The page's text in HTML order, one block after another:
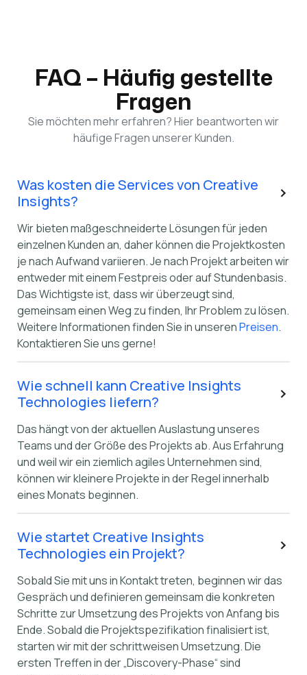
FAQ – Häufig gestellte
Fragen
Sie möchten mehr erfahren? Hier beantworten wir
häufige Fragen unserer Kunden.
Was kosten die Services von Creative
Insights?
Wir bieten maßgeschneiderte Lösungen für jeden
einzelnen Kunden an, daher können die Projektkosten
je nach Aufwand variieren. Je nach Projekt arbeiten wir
entweder mit einem Festpreis oder auf Stundenbasis.
Das Wichtigste ist, dass wir überzeugt sind,
gemeinsam einen Weg zu finden, Ihr Problem zu lösen.
Weitere Informationen finden Sie in unserenPreisen.
Kontaktieren Sie uns gerne!
Wie schnell kann Creative Insights
Technologies liefern?
Das hängt von der aktuellen Auslastung unseres
Teams und der Größe des Projekts ab. Aus Erfahrung
und weil wir ein ziemlich agiles Unternehmen sind,
können wir kleinere Projekte in der Regel innerhalb
eines Monats beginnen.
Wie startet Creative Insights
Technologies ein Projekt?
Sobald Sie mit uns in Kontakt treten, beginnen wir das
Gespräch und definieren gemeinsam die konkreten
Schritte zur Umsetzung des Projekts von Anfang bis
Ende. Sobald die Projektspezifikation finalisiert ist,
starten wir mit der schrittweisen Umsetzung. Die
ersten Treffen in der „Discovery-Phase“ sind